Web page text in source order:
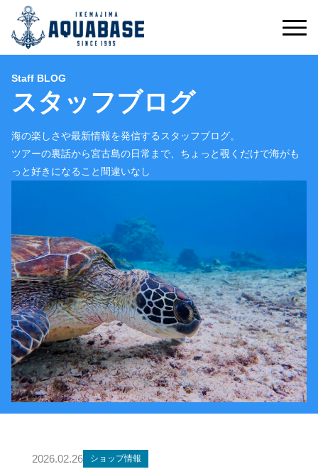
Staff BLOG
スタッフブログ
海の楽しさや最新情報を発信するスタッフブログ。
ツアーの裏話から宮古島の日常まで、ちょっと覗くだけで海がも
っと好きになること間違いなし
2026.02.26 ショップ情報